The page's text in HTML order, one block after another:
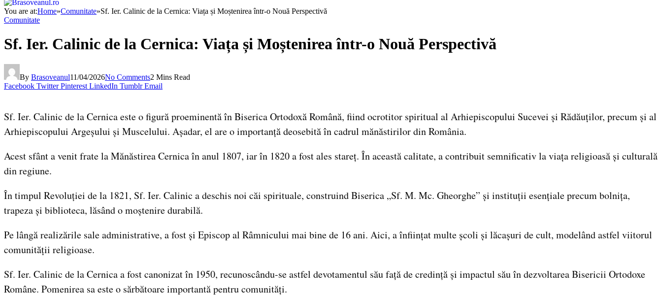
You are at:Home»Comunitate»Sf. Ier. Calinic de la Cernica: Viața și Moștenirea într-o Nouă Perspectivă
Comunitate
Sf. Ier. Calinic de la Cernica: Viața și Moștenirea într-o Nouă Perspectivă
By Brasoveanul11/04/2026No Comments2 Mins Read
Facebook Twitter Pinterest LinkedIn Tumblr Email
Sf. Ier. Calinic de la Cernica este o figură proeminentă în Biserica Ortodoxă Română, fiind ocrotitor spiritual al Arhiepiscopului Sucevei și Rădăuților, precum și al
Arhiepiscopului Argeșului și Muscelului. Așadar, el are o importanță deosebită în cadrul mănăstirilor din România.
Acest sfânt a venit frate la Mănăstirea Cernica în anul 1807, iar în 1820 a fost ales stareț. În această calitate, a contribuit semnificativ la viața religioasă și culturală
din regiune.
În timpul Revoluției de la 1821, Sf. Ier. Calinic a deschis noi căi spirituale, construind Biserica „Sf. M. Mc. Gheorghe” și instituții esențiale precum bolnița,
trapeza și biblioteca, lăsând o moștenire durabilă.
Pe lângă realizările sale administrative, a fost și Episcop al Râmnicului mai bine de 16 ani. Aici, a înființat multe școli și lăcașuri de cult, modelând astfel viitorul
comunității religioase.
Sf. Ier. Calinic de la Cernica a fost canonizat în 1950, recunoscându-se astfel devotamentul său față de credință și impactul său în dezvoltarea Bisericii Ortodoxe
Române. Pomenirea sa este o sărbătoare importantă pentru comunități.